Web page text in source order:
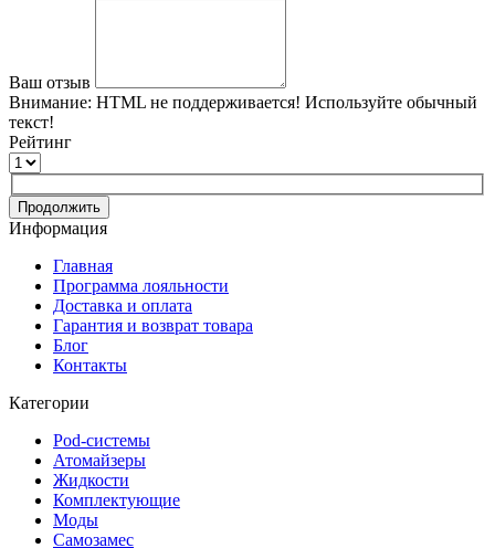
Ваш отзыв
Внимание: HTML не поддерживается! Используйте обычный
текст!
Рейтинг
Продолжить
Информация
Главная
Программа лояльности
Доставка и оплата
Гарантия и возврат товара
Блог
Контакты
Категории
Pod-системы
Атомайзеры
Жидкости
Комплектующие
Моды
Самозамес